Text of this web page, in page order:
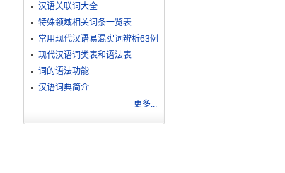
汉语关联词大全
特殊领域相关词条一览表
常用现代汉语易混实词辨析63例
现代汉语词类表和语法表
词的语法功能
汉语词典简介
更多...